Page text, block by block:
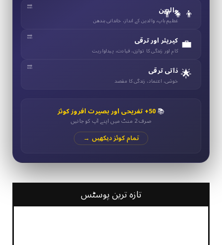
👨‍👧‍👦
والدین
عظیم باپ، والدین کے انداز، خاندانی بندھن
💼 کیریئر اور ترقی
کام اور زندگی کا توازن، قیادت، پیداواریت
🌟 ذاتی ترقی
خوشی، اعتماد، زندگی کا مقصد
📚50+ تفریحی اور بصیرت افروز کوئز
صرف 2 منٹ میں اپنے آپ کو جانیں
تمام کوئز دیکھیں →
تازہ ترین پوسٹس